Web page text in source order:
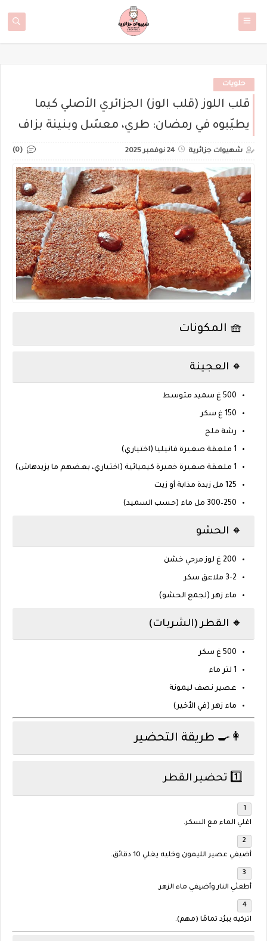
حلويات
قلب اللوز (قلب الوز) الجزائري الأصلي كيما
يطيّبوه في رمضان: طري، معسّل وبنينة بزاف
شهيوات جزائرية 24 نوفمبر 2025 (0)
🧺 المكونات
🔸 العجينة
500 غ سميد متوسط
150 غ سكر
رشة ملح
1 ملعقة صغيرة فانيليا (اختياري)
1 ملعقة صغيرة خميرة كيميائية (اختياري، بعضهم ما يزيدهاش)
125 مل زبدة مذابة أو زيت
250–300 مل ماء (حسب السميد)
🔸 الحشو
200 غ لوز مرحي خشن
2–3 ملاعق سكر
ماء زهر (لجمع الحشو)
🔸 القطر (الشربات)
500 غ سكر
1 لتر ماء
عصير نصف ليمونة
ماء زهر (في الأخير)
👩‍🍳 طريقة التحضير
1️⃣ تحضير القطر
اغلي الماء مع السكر.
أضيفي عصير الليمون وخليه يغلي 10 دقائق.
أطفئي النار وأضيفي ماء الزهر.
اتركيه يبرُد تمامًا (مهم).